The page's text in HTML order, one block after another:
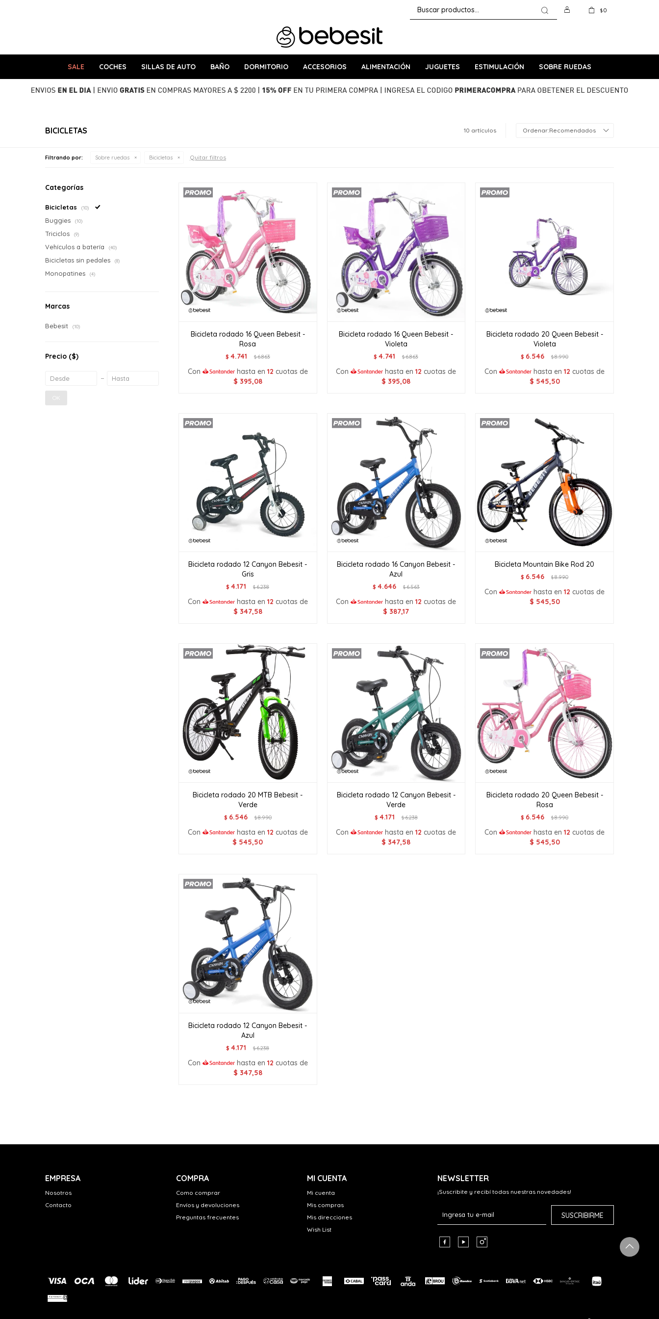
SALE COCHES SILLAS DE AUTO BAÑO DORMITORIO ACCESORIOS ALIMENTACIÓN JUGUETES ESTIMULACIÓN SOBRE RUEDAS
$0
BICICLETAS 10 artículos Recomendados
Filtrando por: Sobre ruedas Bicicletas Quitar filtros
Bicicleta rodado 16 Queen Bebesit -
Rosa
$ 4.741 $6.863
Con hasta en 12 cuotas de
$ 395,08
Bicicleta rodado 16 Queen Bebesit -
Violeta
$ 4.741 $6.863
Con hasta en12 cuotas de
$ 395,08
Bicicleta rodado 20 Queen Bebesit -
Violeta
$ 6.546 $8.990
Con hasta en12 cuotas de
$ 545,50
Bicicleta rodado 12 Canyon Bebesit -
Gris
$ 4.171 $6.238
Con hasta en 12 cuotas de
$ 347,58
Bicicleta rodado 16 Canyon Bebesit -
Azul
$ 4.646 $6.563
Con hasta en12 cuotas de
$ 387,17
Bicicleta Mountain Bike Rod 20
$ 6.546 $8.990
Con hasta en12 cuotas de
$ 545,50
Bicicleta rodado 20 MTB Bebesit -
Verde
$ 6.546 $8.990
Con hasta en 12 cuotas de
$ 545,50
Bicicleta rodado 12 Canyon Bebesit -
Verde
$ 4.171 $6.238
Con hasta en12 cuotas de
$ 347,58
Bicicleta rodado 20 Queen Bebesit -
Rosa
$ 6.546 $8.990
Con hasta en12 cuotas de
$ 545,50
Bicicleta rodado 12 Canyon Bebesit -
Azul
$ 4.171 $6.238
Con hasta en 12 cuotas de
$ 347,58
Categorías
Bicicletas (10)
Buggies (10)
Triciclos (9)
Vehículos a batería (40)
Bicicletas sin pedales (8)
Monopatines (4)
Marcas
Bebesit (10)
Precio ($)
OK
EMPRESA
Nosotros
Contacto
COMPRA
Como comprar
Envíos y devoluciones
Preguntas frecuentes
MI CUENTA
Mi cuenta
Mis compras
Mis direcciones
Wish List
NEWSLETTER
¡Suscribite y recibí todas nuestras novedades!
SUSCRIBIRME
  